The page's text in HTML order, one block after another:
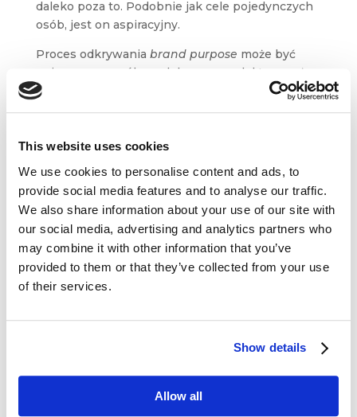
This website uses cookies
We use cookies to personalise content and ads, to
provide social media features and to analyse our traffic.
We also share information about your use of our site with
our social media, advertising and analytics partners who
may combine it with other information that you’ve
provided to them or that they’ve collected from your use
of their services.
Show details
Allow all
daleko poza to. Podobnie jak cele pojedynczych
osób, jest on aspiracyjny.
Proces odkrywania brand purpose może być
opisany w sposób modelowy, a model ten może
być wykorzystywany do pracy
lojalność klientów. To zaś prowadzi
Obserwuj co klienci
zostawiają na talerzach
Grzegorz Kiszluk & Philip Kotler
Brief